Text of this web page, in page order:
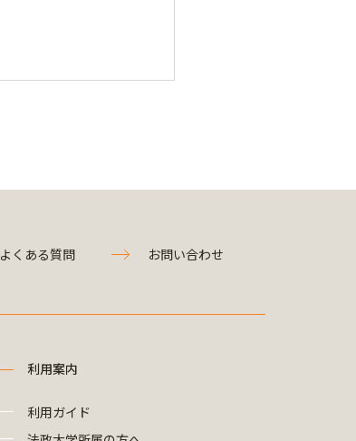
よくある質問 お問い合わせ
利用案内
利用ガイド